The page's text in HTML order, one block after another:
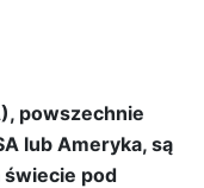
powszechnie
lub Ameryka, są
pod